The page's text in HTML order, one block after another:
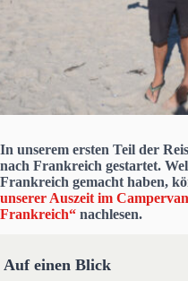
In unserem ersten Teil der
nach Frankreich gestartet.
Frankreich gemacht haben,
unserer Auszeit im
Frankreich“ nachlesen.
Auf einen Blick